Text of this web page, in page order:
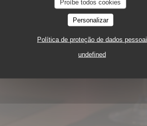
Proíbe todos cookies
Personalizar
Política de proteção de dados
undefined
numa nova janela))